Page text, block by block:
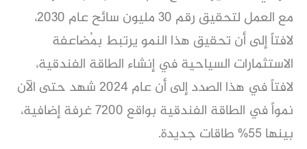
مع العمل لتحقيق رقم 30 مليون سائح عام 2030،
لافتاً إلى أن تحقيق هذا النمو يرتبط بمُضاعفة
الاستثمارات السياحية في إنشاء الطاقة الفندقية،
لافتاً في هذا الصدد إلى أن عام 2024 شهد حتى الآن
نمواً في الطاقة الفندقية بواقع 7200 غرفة إضافية،
بينها 55% طاقات جديدة.